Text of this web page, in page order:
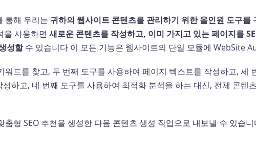
통해 우리는 귀하의 웹사이트 콘텐츠를 관리하기 위한 올인원 도구를
을 사용하면 새로운 콘텐츠를 작성하고, 이미 가지고 있는 페이지를
성할수 있습니다 이 모든 기능은 웹사이트의 단일 모듈에 WebSite
워드를 찾고, 두 번째 도구를 사용하여 페이지 텍스트를 작성하고, 세
하고, 네 번째 도구를 사용하여 최적화 분석을 하는 대신, 전체 콘텐
춤형 SEO 추천을 생성한 다음 콘텐츠 생성 작업으로 내보낼 수 있습니